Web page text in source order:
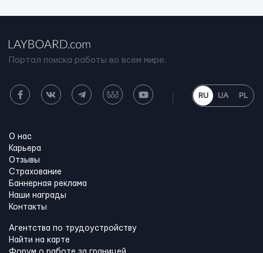
Портал поиска работы во всем мире.
RU UA PL
О нас
Карьера
Отзывы
Страхование
Баннерная реклама
Наши награды
Контакты
Агентства по трудоустройству
Найти на карте